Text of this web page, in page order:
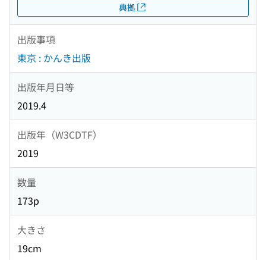
典拠
出版事項
東京 : かんき出版
出版年月日等
2019.4
出版年（W3CDTF）
2019
数量
173p
大きさ
19cm